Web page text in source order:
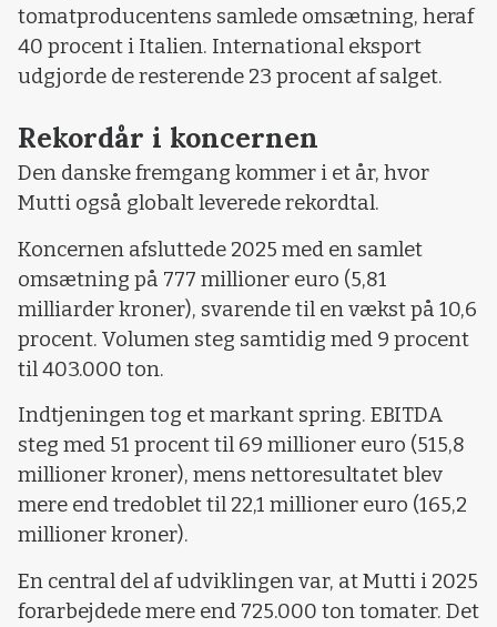
tomatproducentens samlede omsætning, heraf
40 procent i Italien. International eksport
udgjorde de resterende 23 procent af salget.
Rekordår i koncernen
Den danske fremgang kommer i et år, hvor
Mutti også globalt leverede rekordtal.
Koncernen afsluttede 2025 med en samlet
omsætning på 777 millioner euro (5,81
milliarder kroner), svarende til en vækst på 10,6
procent. Volumen steg samtidig med 9 procent
til 403.000 ton.
Indtjeningen tog et markant spring. EBITDA
steg med 51 procent til 69 millioner euro (515,8
millioner kroner), mens nettoresultatet blev
mere end tredoblet til 22,1 millioner euro (165,2
millioner kroner).
En central del af udviklingen var, at Mutti i 2025
forarbejdede mere end 725.000 ton tomater. Det